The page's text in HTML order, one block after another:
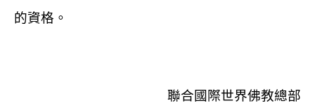
的資格。
聯合國際世界佛教總部